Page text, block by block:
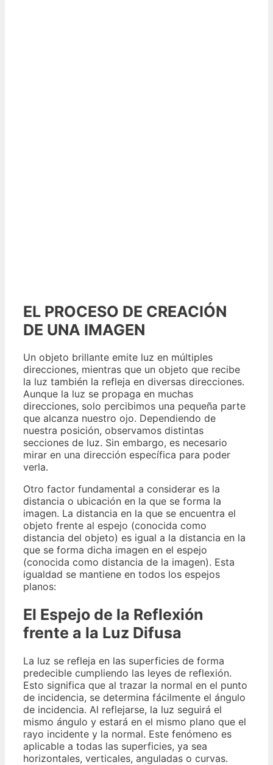
EL PROCESO DE CREACIÓN
DE UNA IMAGEN
Un objeto brillante emite luz en múltiples
direcciones, mientras que un objeto que recibe
la luz también la refleja en diversas direcciones.
Aunque la luz se propaga en muchas
direcciones, solo percibimos una pequeña parte
que alcanza nuestro ojo. Dependiendo de
nuestra posición, observamos distintas
secciones de luz. Sin embargo, es necesario
mirar en una dirección específica para poder
verla.
Otro factor fundamental a considerar es la
distancia o ubicación en la que se forma la
imagen. La distancia en la que se encuentra el
objeto frente al espejo (conocida como
distancia del objeto) es igual a la distancia en la
que se forma dicha imagen en el espejo
(conocida como distancia de la imagen). Esta
igualdad se mantiene en todos los espejos
planos:
El Espejo de la Reflexión
frente a la Luz Difusa
La luz se refleja en las superficies de forma
predecible cumpliendo las leyes de reflexión.
Esto significa que al trazar la normal en el punto
de incidencia, se determina fácilmente el ángulo
de incidencia. Al reflejarse, la luz seguirá el
mismo ángulo y estará en el mismo plano que el
rayo incidente y la normal. Este fenómeno es
aplicable a todas las superficies, ya sea
horizontales, verticales, anguladas o curvas.